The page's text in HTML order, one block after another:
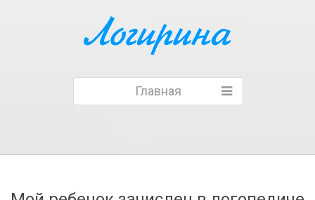
Главная